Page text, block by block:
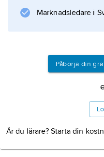
t.ex. mahogny,
brukar räknas dit.
Information
Marknadsledare i
Påbörja din
Är du lärare? Starta din